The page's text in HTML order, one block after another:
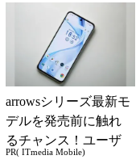
arrowsシリーズ最新モ
デルを発売前に触れ
るチャンス！ユーザ
ー座談会開催
PR( ITmedia Mobile)